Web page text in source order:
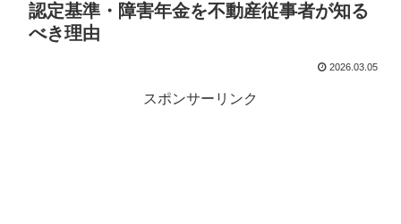
認定基準・障害年金を不動産従事者が知る
べき理由
2026.03.05
スポンサーリンク